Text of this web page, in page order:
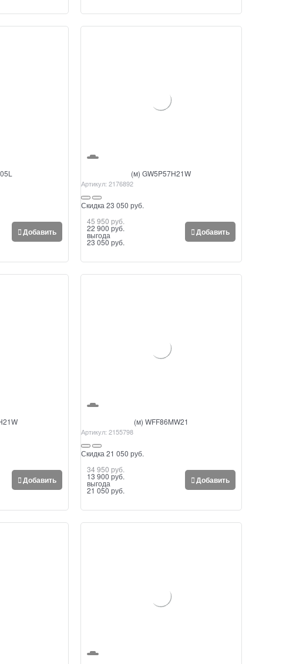
Добавить
(м) GW5P57H21W
Артикул: 2176892
Скидка 23 050 руб.
45 950 руб.
22 900 руб.
выгода
23 050 руб.
Добавить
Добавить
(м) WFF86MW21
Артикул: 2155798
Скидка 21 050 руб.
34 950 руб.
13 900 руб.
выгода
21 050 руб.
Добавить